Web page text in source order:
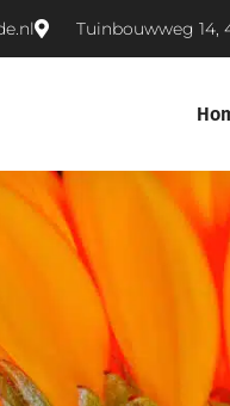
Tuinbouwweg 14,